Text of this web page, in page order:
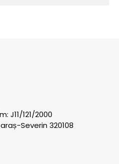
J11/121/2000
Severin 320108